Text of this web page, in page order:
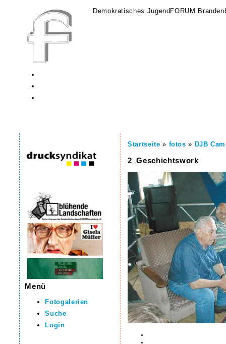
Demokratisches JugendFORUM
Menü
Fotogalerien
Suche
Login
Startseite » fotos » DJB
2_Geschichtswork